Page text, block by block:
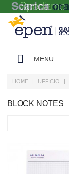
MENU
HOME UFFICIO
BLOCK NOTES